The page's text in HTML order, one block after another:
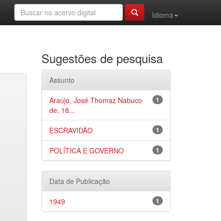
Idioma
Sugestões de pesquisa
Assunto
1
Araújo, José Thomaz Nabuco
de, 18...
1
ESCRAVIDÃO
1
POLÍTICA E GOVERNO
Data de Publicação
1
1949